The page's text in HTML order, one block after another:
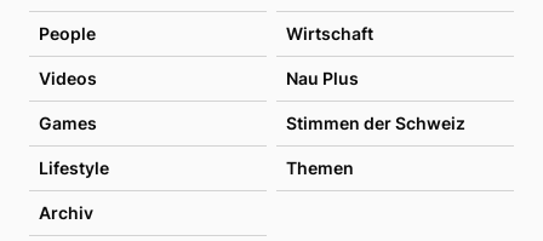
People Wirtschaft
Videos Nau Plus
Games Stimmen der Schweiz
Lifestyle Themen
Archiv